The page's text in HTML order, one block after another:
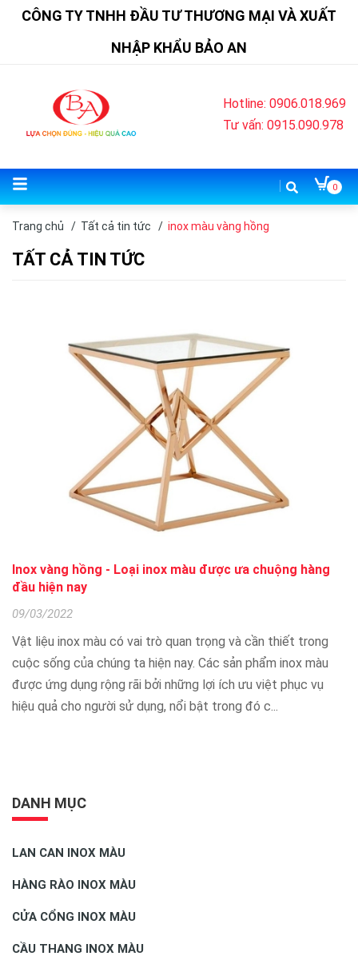
CÔNG TY TNHH ĐẦU TƯ THƯƠNG MẠI VÀ XUẤT
NHẬP KHẨU BẢO AN
Hotline: 0906.018.969
Tư vấn: 0915.090.978
0
Trang chủ / Tất cả tin tức / inox màu vàng hồng
DANH MỤC
LAN CAN INOX MÀU
HÀNG RÀO INOX MÀU
CỬA CỔNG INOX MÀU
CẦU THANG INOX MÀU
TẤT CẢ TIN TỨC
Inox vàng hồng - Loại inox màu được ưa chuộng hàng
đầu hiện nay
09/03/2022
Vật liệu inox màu có vai trò quan trọng và cần thiết trong
cuộc sống của chúng ta hiện nay. Các sản phẩm inox màu
được ứng dụng rộng rãi bởi những lợi ích ưu việt phục vụ
hiệu quả cho người sử dụng, nổi bật trong đó c...